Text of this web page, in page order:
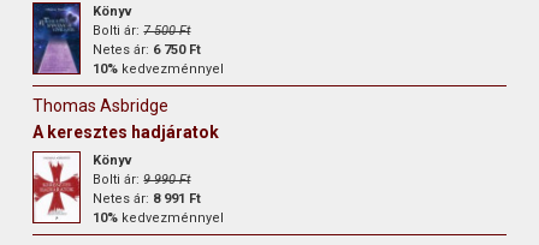
Könyv
Bolti ár:7 500 Ft
Netes ár: 6 750 Ft
10% kedvezménnyel
Thomas Asbridge
A keresztes hadjáratok
Könyv
Bolti ár:9 990 Ft
Netes ár: 8 991 Ft
10% kedvezménnyel